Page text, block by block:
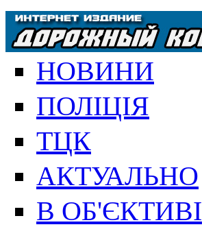
НОВИНИ
ПОЛІЦІЯ
ТЦК
АКТУАЛЬНО
В ОБ'ЄКТИВІ